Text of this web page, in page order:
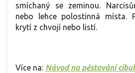
smíchaný se zeminou.
nebo lehce polostinná místa.
krytí z chvojí nebo listí.
Více na: Návod na pěstování